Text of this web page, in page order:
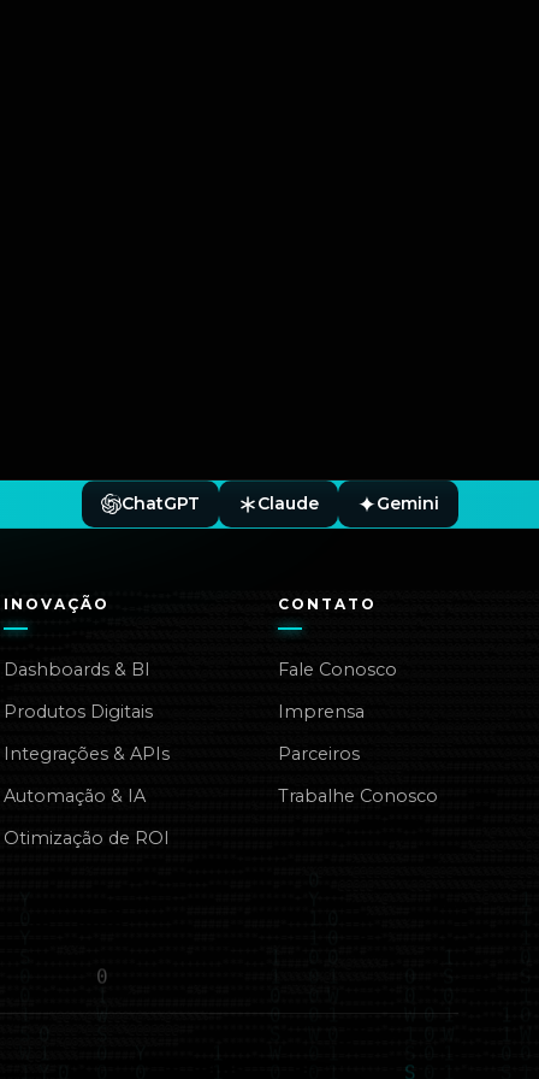
ChatGPT Claude Gemini
INOVAÇÃO
Dashboards & BI
Produtos Digitais
Integrações & APIs
Automação & IA
Otimização de ROI
CONTATO
Fale Conosco
Imprensa
Parceiros
Trabalhe Conosco